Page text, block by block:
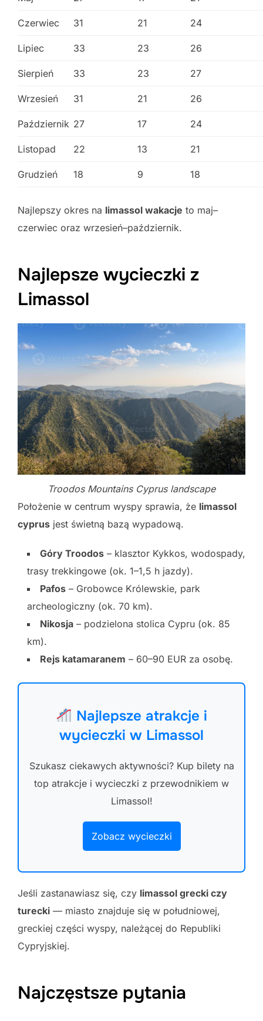
Czerwiec 31 21 24
Lipiec 33 23 26
Sierpień 33 23 27
Wrzesień 31 21 26
Październik 27 17 24
Listopad 22 13 21
Grudzień 18 9 18
Najlepszy okres na limassol wakacje to maj–
czerwiec oraz wrzesień–październik.
Najlepsze wycieczki z
Limassol
Troodos Mountains Cyprus landscape
Położenie w centrum wyspy sprawia, że limassol
cyprus jest świetną bazą wypadową.
Góry Troodos – klasztor Kykkos, wodospady,
trasy trekkingowe (ok. 1–1,5 h jazdy).
Pafos – Grobowce Królewskie, park
archeologiczny (ok. 70 km).
Nikosja – podzielona stolica Cypru (ok. 85
km).
Rejs katamaranem – 60–90 EUR za osobę.
Najlepsze atrakcje i
wycieczki w Limassol
Szukasz ciekawych aktywności? Kup bilety na
top atrakcje i wycieczki z przewodnikiem w
Limassol!
Zobacz wycieczki
Jeśli zastanawiasz się, czy limassol grecki czy
turecki — miasto znajduje się w południowej,
greckiej części wyspy, należącej do Republiki
Cypryjskiej.
Najczęstsze pytania